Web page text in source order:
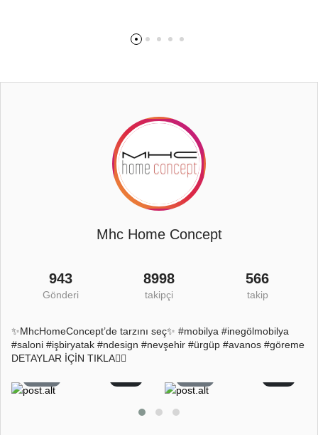
Mhc Home Concept
943
Gönderi
8998
takipçi
566
takip
✨MhcHomeConcept’de tarzını seç✨ #mobilya #inegölmobilya
#saloni #işbiryatak #ndesign #nevşehir #ürgüp #avanos #göreme
DETAYLAR İÇİN TIKLA👇🏻